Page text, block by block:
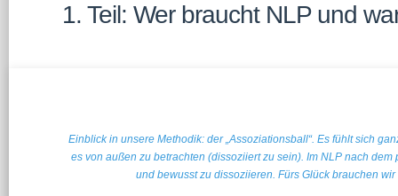
1. Teil: Wer braucht NLP und
Einblick in unsere Methodik: der „Assoziationsball“. Es fühlt sich
es von außen zu betrachten (dissoziiert zu sein). Im NLP nach
und bewusst zu dissoziieren. Fürs Glück brauchen